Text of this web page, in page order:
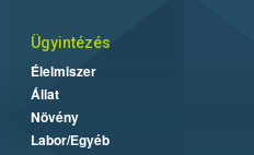
Ügyintézés
Élelmiszer
Állat
Növény
Labor/Egyéb